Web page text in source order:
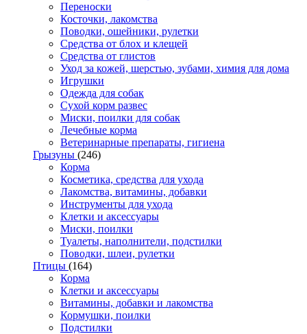
Переноски
Косточки, лакомства
Поводки, ошейники, рулетки
Средства от блох и клещей
Средства от глистов
Уход за кожей, шерстью, зубами, химия для дома
Игрушки
Одежда для собак
Сухой корм развес
Миски, поилки для собак
Лечебные корма
Ветеринарные препараты, гигиена
Грызуны (246)
Корма
Косметика, средства для ухода
Лакомства, витамины, добавки
Инструменты для ухода
Клетки и аксессуары
Миски, поилки
Туалеты, наполнители, подстилки
Поводки, шлеи, рулетки
Птицы (164)
Корма
Клетки и аксессуары
Витамины, добавки и лакомства
Кормушки, поилки
Подстилки